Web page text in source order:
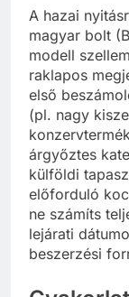
A hazai
magyar bolt
modell
raklapos
első
(pl. nagy
árgyőztes
külföldi
előforduló
ne számíts
lejárati
beszerzési